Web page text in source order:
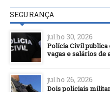
SEGURANÇA
julho 30, 2026
Polícia Civil publica
vagas e salários de
julho 26, 2026
Dois policiais